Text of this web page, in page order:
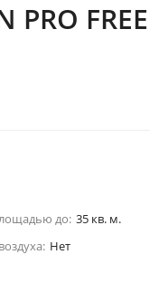
до: 35 кв. м.
Нет